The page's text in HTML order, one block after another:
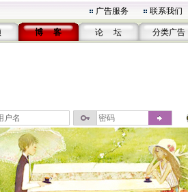
广告服务 联系我们
博 客 论 坛 分类广告